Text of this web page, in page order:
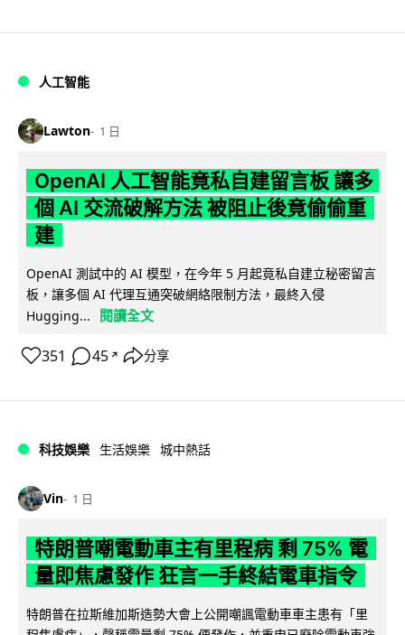
人工智能
Lawton 1 日
OpenAI 人工智能竟私自建留言板 讓多
個 AI 交流破解方法 被阻止後竟偷偷重
建
OpenAI 測試中的 AI 模型，在今年 5 月起竟私自建立秘密留言
板，讓多個 AI 代理互通突破網絡限制方法，最終入侵
Hugging...
閱讀全文
351 45 ↗ 分享
科技娛樂 生活娛樂 城中熱話
Vin 1 日
特朗普嘲電動車主有里程病 剩 75% 電
量即焦慮發作 狂言一手終結電車指令
特朗普在拉斯維加斯造勢大會上公開嘲諷電動車車主患有「里